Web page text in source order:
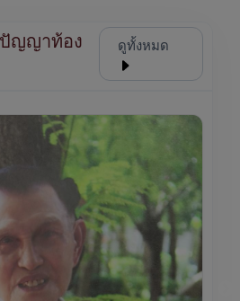
ญญาท้อง ดูทั้งหมด